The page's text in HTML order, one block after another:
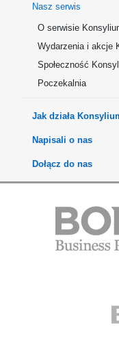
Nasz serwis
O serwisie
Wydarzenia i akcje
Społeczność
Poczekalnia
Jak działa
Napisali o nas
Dołącz do nas